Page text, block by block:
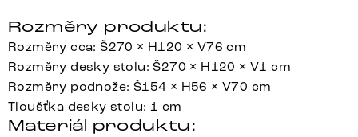
Rozměry produktu:
Rozměry cca: Š270 × H120 × V76 cm
Rozměry desky stolu: Š270 × H120 × V1 cm
Rozměry podnože: Š154 × H56 × V70 cm
Tloušťka desky stolu: 1 cm
Materiál produktu: